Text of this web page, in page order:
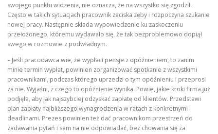
swojego punktu widzenia, nie oznacza, że na wszystko się zgodził.
Często w takich sytuacjach pracownik zaciska zęby i rozpoczyna szukanie
nowej pracy. Następnie składa wypowiedzenie ku zaskoczeniu
przełożonego, któremu wydawało się, że tak bezproblemowo dopiął
swego w rozmowie z podwładnym.
– Jeśli pracodawca wie, że wypłaci pensje z opóźnieniem, to zanim
minie termin wypłat, powinien zorganizować spotkanie z wszystkimi
pracownikami, podczas którego uprzedzi o tym opóźnieniu i przeprosi
za nie. Wyjaśni, z czego to opóźnienie wynika. Powie, jakie kroki firma już
podjęła, aby jak najszybciej odzyskać zapłatę od klientów. Przedstawi
plan zapłaty najbliższego wynagrodzenia w ratach z konkretnymi
deadlinami. Prezes powinien też dać pracownikom przestrzeń do
zadawania pytań i sam na nie odpowiadać, bez chowania się za